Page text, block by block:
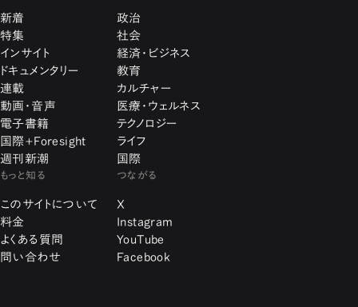
新着
特集
インサイト
ドキュメンタリー
連載
動画・音声
電子書籍
国際+Foresight
週刊新潮
政治
社会
経済・ビジネス
教育
カルチャー
医療・ウェルネス
テクノロジー
ライフ
国際
もっと知る
このサイトについて
料金
よくある質問
問い合わせ
つながる
X
Instagram
YouTube
Facebook